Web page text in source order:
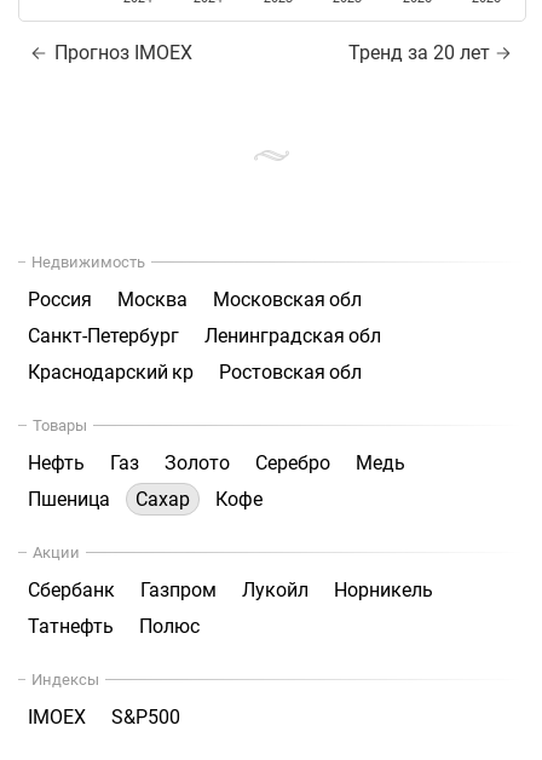
Прогноз IMOEX Тренд за 20 лет
Недвижимость
Россия Москва
Московская обл
Санкт-Петербург
Ленинградская обл
Краснодарский кр
Ростовская обл
Товары
Нефть Газ Золото Серебро
Медь
Пшеница
Сахар Кофе
Акции
Сбербанк Газпром Лукойл
Норникель
Татнефть
Полюс
Индексы
IMOEX S&P500